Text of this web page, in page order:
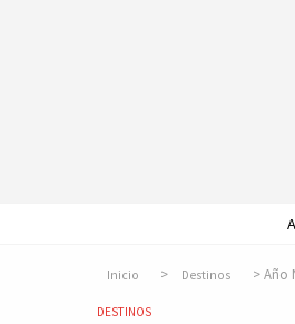
Inicio Destinos Año
DESTINOS